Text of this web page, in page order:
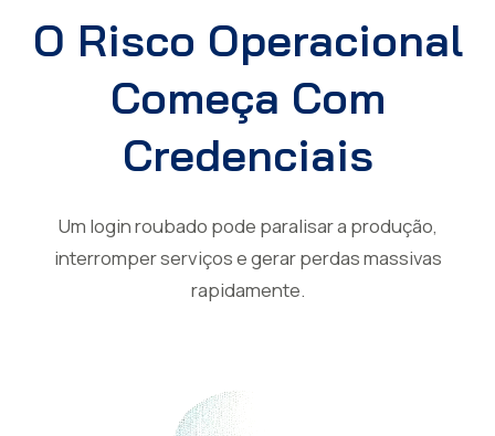
O Risco Operacional
Começa Com
Credenciais
Um login roubado pode paralisar a produção,
interromper serviços e gerar perdas massivas
rapidamente.